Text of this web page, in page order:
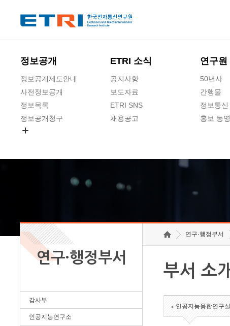
정보공개
정보공개제도안내
사전정보공개
정보목록
정보공개청구
ETRI 소식
공지사항
보도자료
ETRI SNS
채용공고
연구원
50년사
간행물
정보통
홍보 동
연구·행정부서
감사부
인공지능연구소
연구·행정부서
부서 소개
인공지능융합연구실